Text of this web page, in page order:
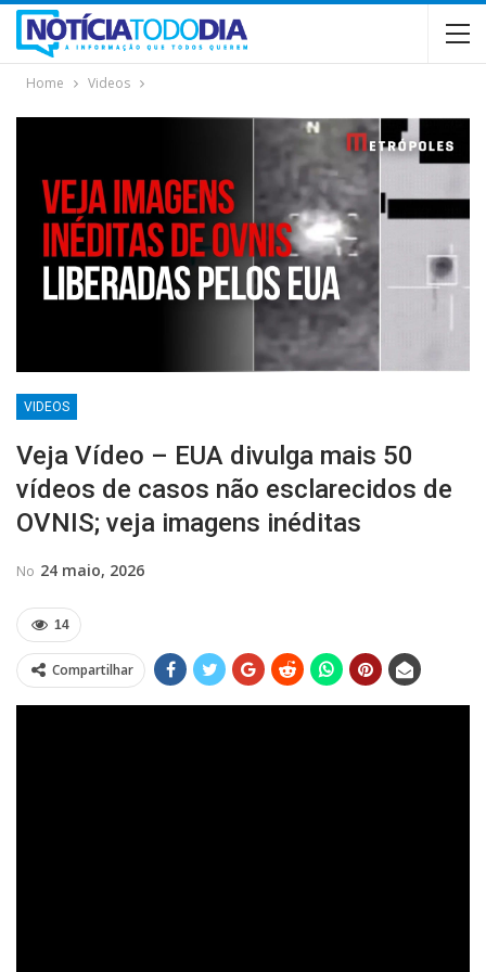
Home Videos
VIDEOS
Veja Vídeo – EUA divulga mais 50
vídeos de casos não esclarecidos de
OVNIS; veja imagens inéditas
No 24 maio, 2026
14
Compartilhar